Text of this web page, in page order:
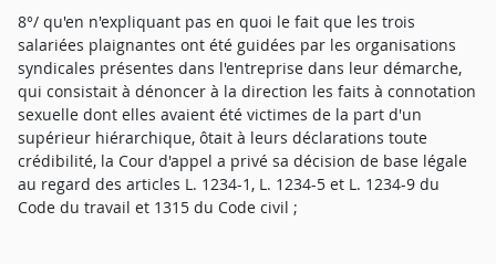
8°/ qu'en n'expliquant pas en quoi le fait que les trois
salariées plaignantes ont été guidées par les organisations
syndicales présentes dans l'entreprise dans leur démarche,
qui consistait à dénoncer à la direction les faits à connotation
sexuelle dont elles avaient été victimes de la part d'un
supérieur hiérarchique, ôtait à leurs déclarations toute
crédibilité, la Cour d'appel a privé sa décision de base légale
au regard des articles L. 1234-1, L. 1234-5 et L. 1234-9 du
Code du travail et 1315 du Code civil ;